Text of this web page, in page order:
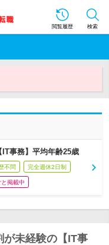
閲覧履歴 検索
事務】平均年齢25歳
不問 完全週休2日制
掲載中
未経験の【IT事